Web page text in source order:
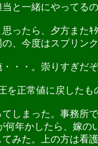
と一緒にやってる
ったら、夕方またｷﾀ
、今度はスプリン
・・。崇りすぎだぞ
正常値に戻したも
しまった。事務所
何年かしたら、嫁
みた。上の方は看